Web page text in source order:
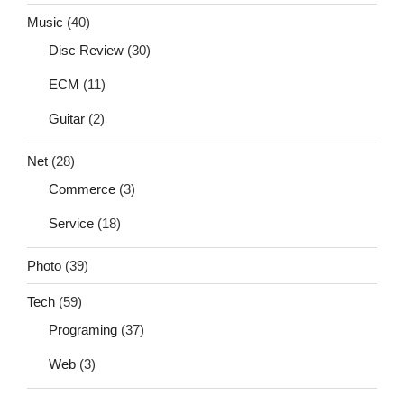
Music (40)
Disc Review (30)
ECM (11)
Guitar (2)
Net (28)
Commerce (3)
Service (18)
Photo (39)
Tech (59)
Programing (37)
Web (3)